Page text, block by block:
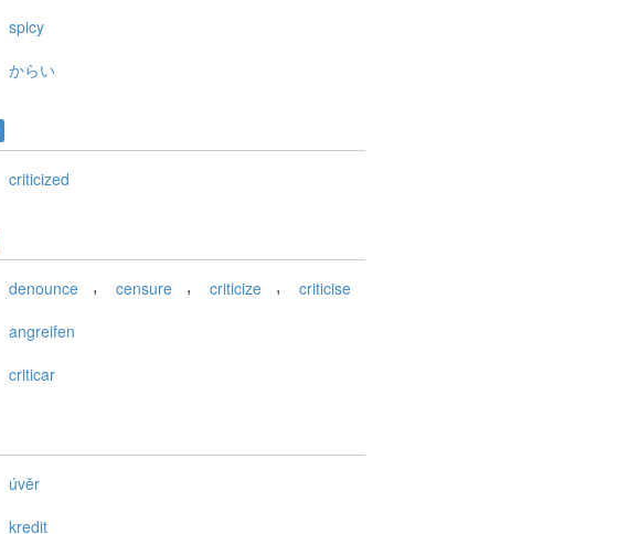
spicy
からい
criticized
denounce , censure , criticize , criticise
angreifen
criticar
úvěr
kredit